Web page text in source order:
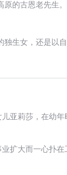
的古恩老先生。
独生女，还是以
亚莉莎，在幼年
扩大而一心扑